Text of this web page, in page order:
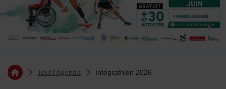
Vous êtes ici :
Retourner à l'accueil
Tout l'Agenda Intégrathlon 2026